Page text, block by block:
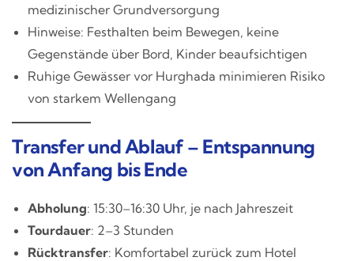
medizinischer Grundversorgung
Hinweise: Festhalten beim Bewegen, keine
Gegenstände über Bord, Kinder beaufsichtigen
Ruhige Gewässer vor Hurghada minimieren Risiko
von starkem Wellengang
Transfer und Ablauf – Entspannung
von Anfang bis Ende
Abholung: 15:30–16:30 Uhr, je nach Jahreszeit
Tourdauer: 2–3 Stunden
Rücktransfer: Komfortabel zurück zum Hotel